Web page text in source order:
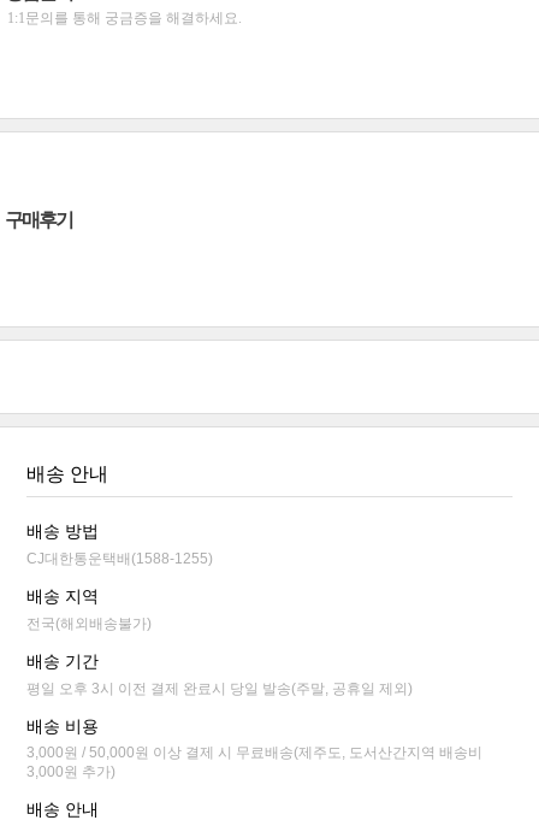
1:1문의를 통해 궁금증을 해결하세요.
구매후기
배송 안내
배송 방법
CJ대한통운택배(1588-1255)
배송 지역
전국(해외배송불가)
배송 기간
평일 오후 3시 이전 결제 완료시 당일 발송(주말, 공휴일 제외)
배송 비용
3,000원 / 50,000원 이상 결제 시 무료배송(제주도, 도서산간지역 배송비
3,000원 추가)
배송 안내